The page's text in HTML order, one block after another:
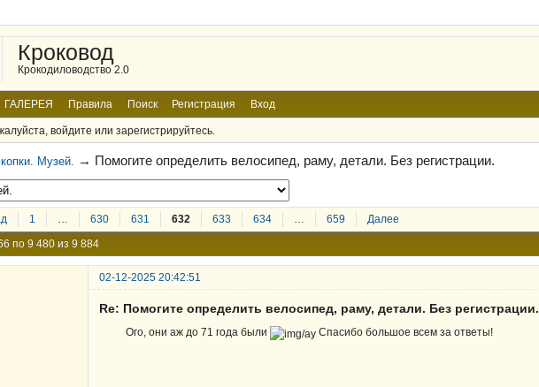
Кроковод
Крокодиловодство 2.0
ГАЛЕРЕЯ Правила Поиск Регистрация Вход
войдите или зарегистрируйтесь.
Музей. → Помогите определить велосипед, раму, детали. Без регистрации.
1 … 630 631 632 633 634 … 659 Далее
по 9 480 из 9 884
02-12-2025 20:42:51
Re: Помогите определить велосипед, раму, детали. Без регистрации.
Ого, они аж до 71 года были Спасибо большое всем за ответы!